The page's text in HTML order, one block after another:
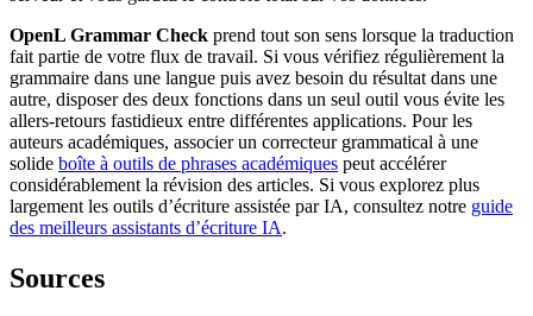
OpenL Grammar Check prend tout son sens lorsque la traduction
fait partie de votre flux de travail. Si vous vérifiez régulièrement la
grammaire dans une langue puis avez besoin du résultat dans une
autre, disposer des deux fonctions dans un seul outil vous évite les
allers-retours fastidieux entre différentes applications. Pour les
auteurs académiques, associer un correcteur grammatical à une
solide boîte à outils de phrases académiques peut accélérer
considérablement la révision des articles. Si vous explorez plus
largement les outils d’écriture assistée par IA, consultez notre guide
des meilleurs assistants d’écriture IA.
Sources